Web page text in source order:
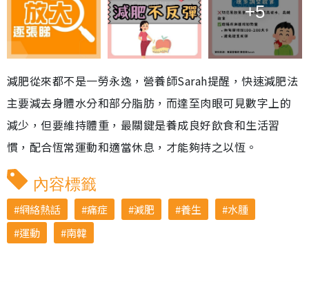
+5
減肥從來都不是一勞永逸，營養師Sarah提醒，快速減肥法
主要減去身體水分和部分脂肪，而達至肉眼可見數字上的
減少，但要維持體重，最關鍵是養成良好飲食和生活習
慣，配合恆常運動和適當休息，才能夠持之以恆。
內容標籤
網絡熱話 痛症 減肥 養生
水腫
運動
南韓